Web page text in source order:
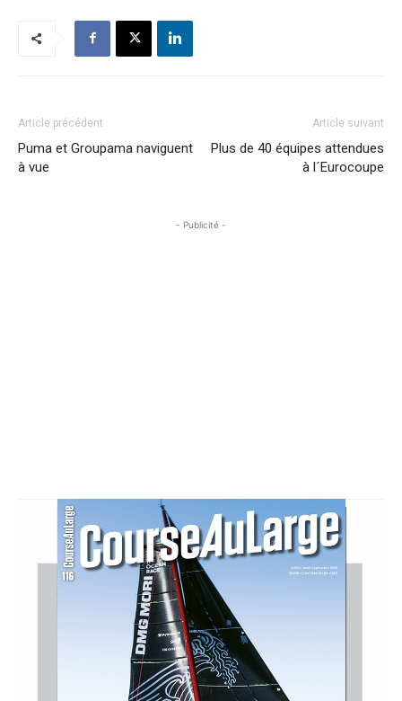
Article précédent
Puma et Groupama naviguent
à vue
Article suivant
Plus de 40 équipes attendues
à l´Eurocoupe
- Publicité -